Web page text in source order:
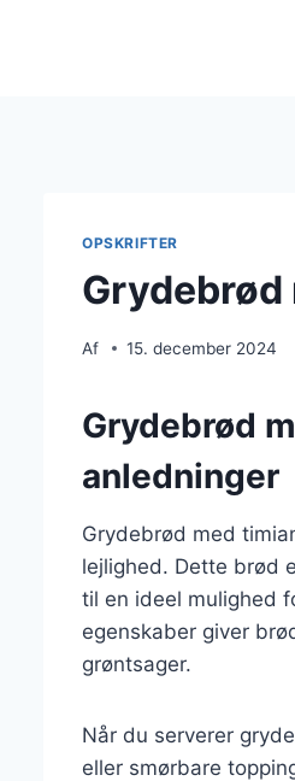
OPSKRIFTER
Af 15. december 2024
Grydebrød
anledninger
Grydebrød med
lejlighed. Dette brød
til en ideel mulighed
egenskaber giver
grøntsager.
Når du serverer
eller smørbare